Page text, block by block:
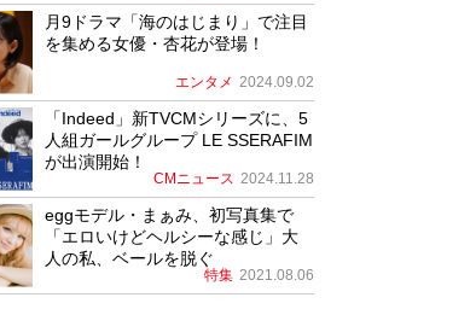
月9ドラマ「海のはじまり」で注目
を集める女優・杏花が登場！
エンタメ 2024.09.02
「Indeed」新TVCMシリーズに、5
人組ガールグループ LE SSERAFIM
が出演開始！
CMニュース 2024.11.28
eggモデル・まぁみ、初写真集で
「エロいけどヘルシーな感じ」大
人の私、ベールを脱ぐ
特集 2021.08.06